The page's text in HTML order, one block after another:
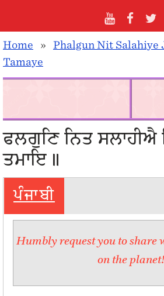
Home » Phalgun Nit Salahiye
Tamaye
ਫਲਗੁਣਿ ਨਿਤ ਸਲਾਹੀਐ
ਤਮਾਇ॥
ਪੰਜਾਬੀ
Humbly request you to share
on the planet!